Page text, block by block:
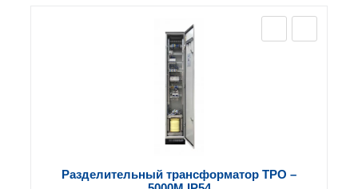
Разделительный трансформатор ТРО –